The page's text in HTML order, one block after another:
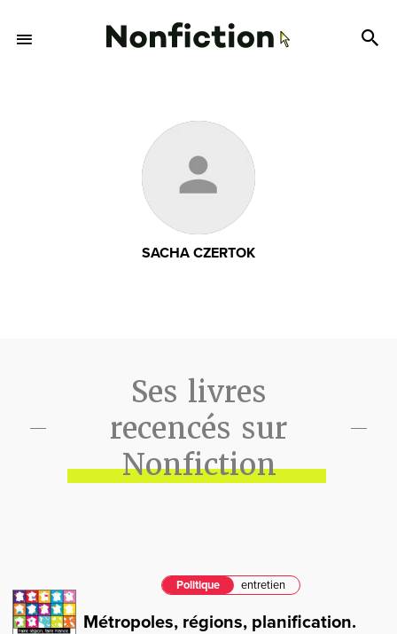
SACHA CZERTOK
Ses livres
recencés sur
Nonfiction
Politique entretien
Métropoles, régions, planification.